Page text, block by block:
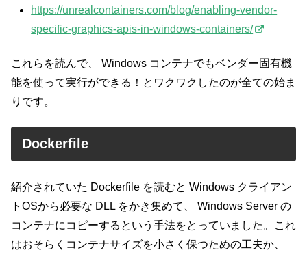
https://unrealcontainers.com/blog/enabling-vendor-
specific-graphics-apis-in-windows-containers/
これらを読んで、 Windows コンテナでもベンダー固有機
能を使って実行ができる！とワクワクしたのが全ての始ま
りです。
Dockerfile
紹介されていた Dockerfile を読むと Windows クライアン
トOSから必要な DLL をかき集めて、 Windows Server の
コンテナにコピーするという手法をとっていました。これ
はおそらくコンテナサイズを小さく保つための工夫か、